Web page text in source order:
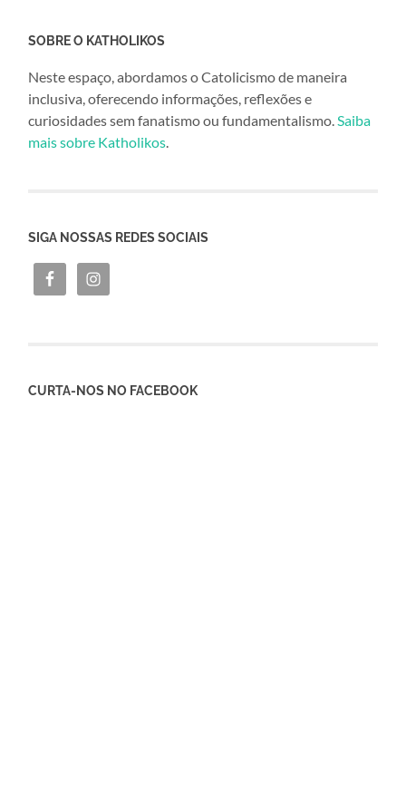
SOBRE O KATHOLIKOS
Neste espaço, abordamos o Catolicismo de maneira
inclusiva, oferecendo informações, reflexões e
curiosidades sem fanatismo ou fundamentalismo. Saiba
mais sobre Katholikos
SIGA NOSSAS REDES SOCIAIS
CURTA-NOS NO FACEBOOK